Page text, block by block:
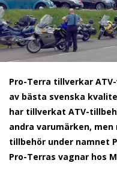
Pro-Terra tillverkar
av bästa svenska
har tillverkat ATV-
andra varumärken,
tillbehör under namnet
Pro-Terras vagnar hos